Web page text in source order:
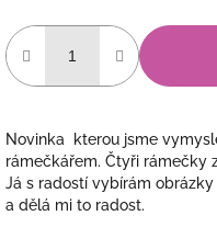
Novinka kterou jsme
rámečkářem. Čtyři rámečky
Já s radostí vybírám
a dělá mi to radost.